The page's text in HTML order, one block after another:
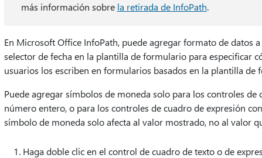
más información sobre la retirada de InfoPath.
En Microsoft Office InfoPath, puede agregar formato de datos
selector de fecha en la plantilla de formulario para especificar
usuarios los escriben en formularios basados en la plantilla de
Puede agregar símbolos de moneda solo para los controles
número entero, o para los controles de cuadro de expresión
símbolo de moneda solo afecta al valor mostrado, no al valor
Haga doble clic en el control de cuadro de texto o de